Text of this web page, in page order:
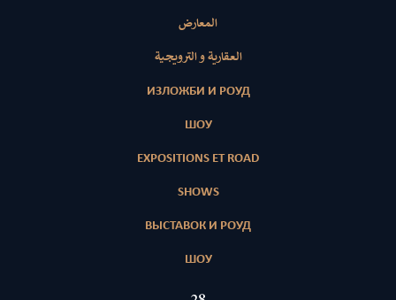
المعارض
العقارية و الترويجية
ИЗЛОЖБИ И РОУД
ШОУ
EXPOSITIONS ET ROAD
SHOWS
ВЫСТАВОК И РОУД
ШОУ